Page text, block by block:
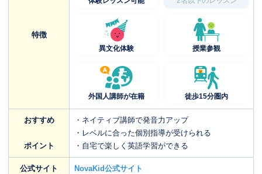
特徴
異文化体験 授業参観
外国人講師が在籍 徒歩15分圏内
おすすめ
ポイント
・ネイティブ講師で発音力アップ
・レベルに合った個別指導が受けられる
・自宅で楽しく英語学習ができる
公式サイト NovaKid公式サイト